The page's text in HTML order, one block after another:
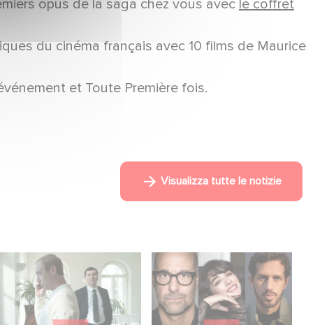
opus de la saga chez vous avec le coffret
du cinéma français avec 10 films de Maurice
et Toute Première fois.
Visualizza tutte le notizie
Between power,
secrets, and
manipulation, discover
Le riprese di
Masterplan sono
ufficialmente iniziate in